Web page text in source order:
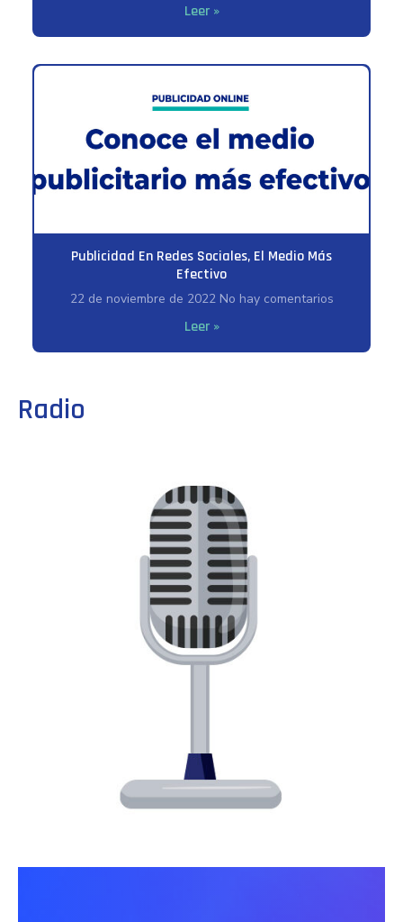
Leer »
Publicidad En Redes Sociales, El Medio Más
Efectivo
22 de noviembre de 2022 No hay comentarios
Leer »
Radio